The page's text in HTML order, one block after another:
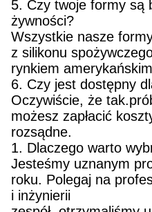
5. Czy twoje formy są
żywności?
Wszystkie nasze
z silikonu
rynkiem
6. Czy jest dostępny
Oczywiście, że
możesz zapłacić
rozsądne.
1. Dlaczego warto
Jesteśmy uznanym
roku. Polegaj na
i inżynierii